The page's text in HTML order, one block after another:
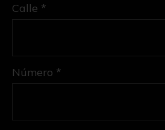
Calle *
Número *